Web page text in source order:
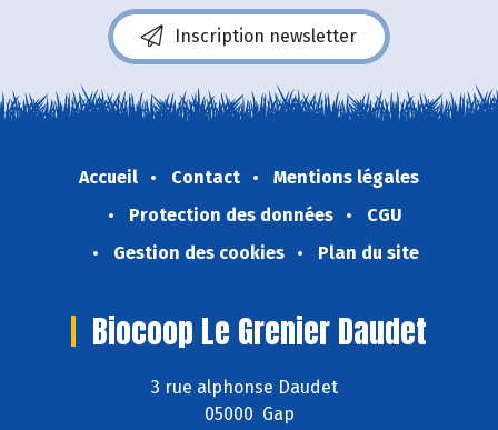
Inscription newsletter
Accueil Contact
Mentions légales
Protection des données
CGU
Gestion des cookies
Plan du site
Biocoop Le Grenier Daudet
3 rue alphonse Daudet
05000 Gap